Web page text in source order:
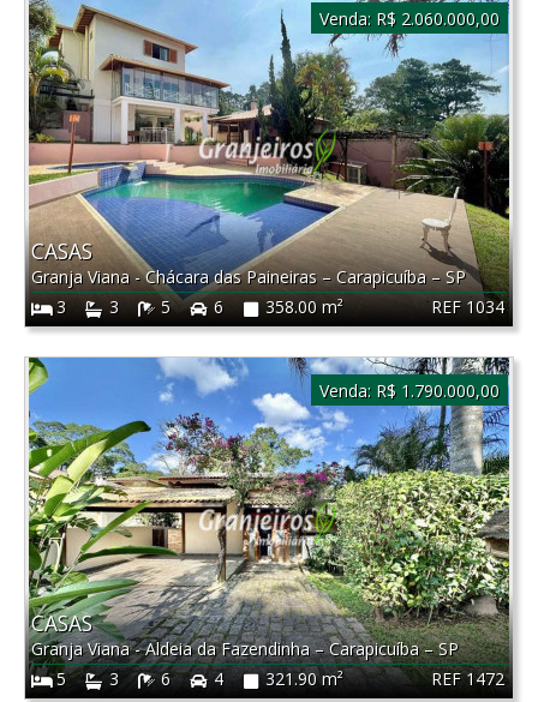
REF 1034
CASAS
Granja Viana - Chácara das Paineiras–Carapicuíba–SP
3
3 5 6 358.00 m²
Venda: R$ 2.060.000,00
REF 1472
CASAS
Granja Viana - Aldeia da Fazendinha–Carapicuíba–SP
5
3 6 4 321.90 m²
Venda: R$ 1.790.000,00